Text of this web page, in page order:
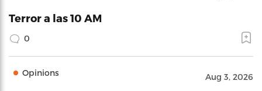
Terror a las 10 AM
0
Opinions Aug 3, 2026